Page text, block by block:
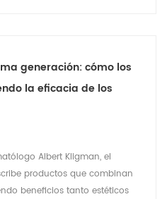
generación: cómo los
la eficacia de los
Albert Kligman, el
productos que combinan
beneficios tanto estéticos